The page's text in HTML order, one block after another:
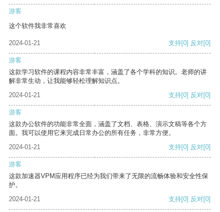
游客
这个软件我非常喜欢
2024-01-21 支持[0] 反对[0]
游客
这款学习软件的课程内容非常丰富，涵盖了各个学科的知识。老师的讲
解非常生动，让我能够轻松理解知识点。
2024-01-21
支持[0] 反对[0]
游客
这款办公软件的功能非常全面，涵盖了文档、表格、演示文稿等各个方
面。我可以使用它来完成日常办公的所有任务，非常方便。
2024-01-21
支持[0] 反对[0]
游客
这款加速器VPM应用程序已经为我们带来了无限的流畅体验和安全性保
护。
2024-01-21
支持[0] 反对[0]